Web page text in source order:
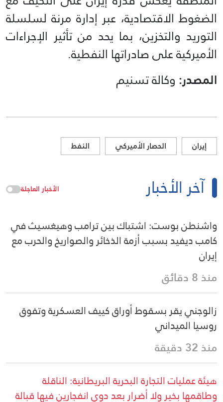
الضغوط الاقتصادية، عبر إدارة مرنة لسلسلة
التوريد والتخزين، بما يحد من تأثير الإجراءات
الأميركية على صادراتها النفطية.
المصدر: وكالة تسنيم
إيران الحصار الأميركي النفط
آخر الأخبار الأخبار العاجلة
واشنطن بوست: اشتباك بين ترامب وهيغسيث في
كامب ديفيد بسبب أزمة الذخائر والصواريخ والحرب مع
إيران
منذ 8 دقائق
زالوجني يقر بسقوط أوراق كييف العسكرية وتفوق
روسيا الميداني
منذ 32 دقيقة
هيئة عمليات التجارة البحرية البريطانية: الناقلة
وطاقمها بخير ولا أضرار بعد دوي انفجارين فيها قبالة